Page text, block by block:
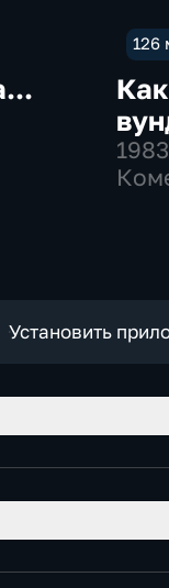
126
1983
Установить